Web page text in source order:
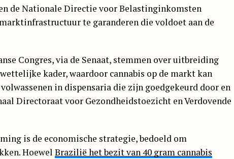
de Nationale Directie voor Belastinginkomsten
te garanderen die voldoet aan de
Congres, via de Senaat, stemmen over uitbreiding
kader, waardoor cannabis op de markt kan
in dispensaria die zijn goedgekeurd door en
Directoraat voor Gezondheidstoezicht en Verdovende
is de economische strategie, bedoeld om
Hoewel Brazilië het bezit van 40 gram cannabis